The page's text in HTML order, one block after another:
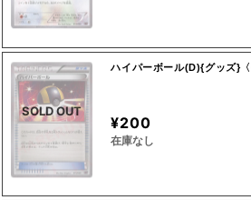
SOLD OUT
ハイパーボール(D){グッズ}
¥200
在庫なし